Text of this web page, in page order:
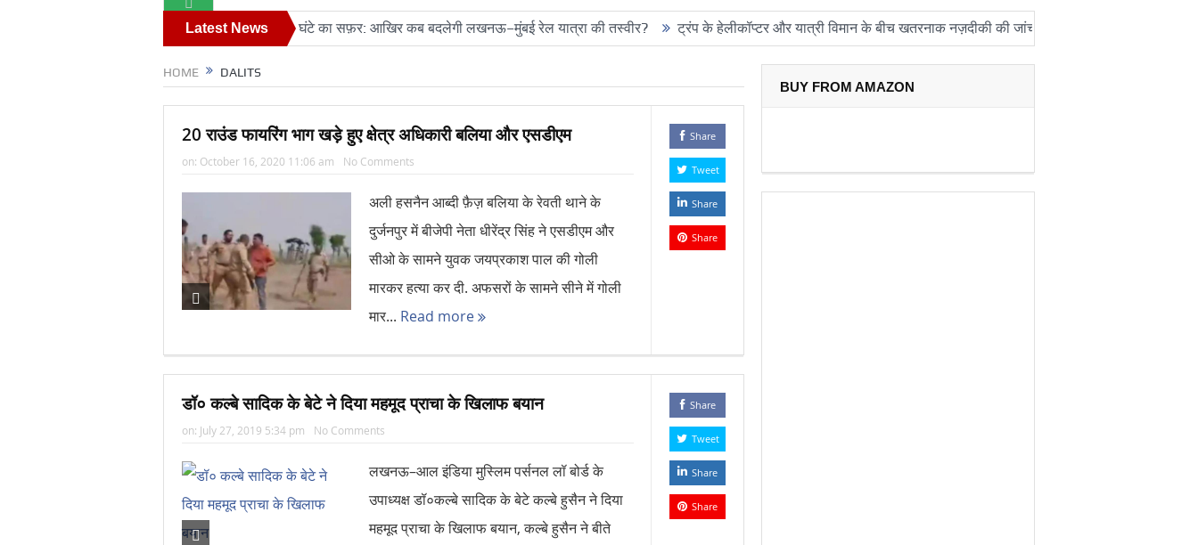
Latest News
हुए सुरक्षा एजेंसियों को हाई अलर्ट 24 घंटे का सफ़र: आखिर कब बदलेगी लखनऊ–मुंबई रेल यात्रा की तस्वीर? ट्रंप के हेलीकॉप्टर और यात्री विमान के बीच खतरनाक नज़दीकी की जांच रिपोर्ट: अपनी कक्षा से भटका
HOME DALITS
20 राउंड फायरिंग भाग खड़े हुए क्षेत्र अधिकारी बलिया और एसडीएम
on: October 16, 2020 11:06 am No Comments
अली हसनैन आब्दी फ़ैज़ बलिया के रेवती थाने के
दुर्जनपुर में बीजेपी नेता धीरेंद्र सिंह ने एसडीएम और
सीओ के सामने युवक जयप्रकाश पाल की गोली
मारकर हत्या कर दी. अफसरों के सामने सीने में गोली
मार... Read more
Share
Tweet
Share
Share
डॉ० कल्बे सादिक के बेटे ने दिया महमूद प्राचा के खिलाफ बयान
on: July 27, 2019 5:34 pm No Comments
लखनऊ–आल इंडिया मुस्लिम पर्सनल लॉ बोर्ड के
उपाध्यक्ष डॉ०कल्बे सादिक के बेटे कल्बे हुसैन ने दिया
महमूद प्राचा के खिलाफ बयान, कल्बे हुसैन ने बीते
Share
Tweet
Share
Share
BUY FROM AMAZON